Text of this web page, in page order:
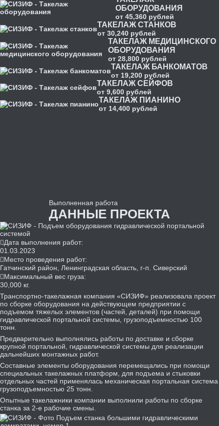
ОБОРУДОВАНИЯ
от 45,360 рублей
ТАКЕЛАЖ СТАНКОВ
от 30,240 рублей
ТАКЕЛАЖ МЕДИЦИНСКОГО
ОБОРУДОВАНИЯ
от 28,800 рублей
ТАКЕЛАЖ БАНКОМАТОВ
от 19,200 рублей
ТАКЕЛАЖ СЕЙФОВ
от 9,600 рублей
ТАКЕЛАЖ ПИАНИНО
от 14,400 рублей
Выполненная работа
ДАННЫЕ ПРОЕКТА
Дата выполнения работ:
01.03.2023
Место проведения работ:
Гатчинский район, Ленинградская область, г-п. Сиверский
Максимальный вес груза:
30,000 кг.
Транспортно-такелажная компания «СИЗИФ» реализовала проект
по сборке оборудования на действующем предприятии с
подъемом тяжелых элементов (частей, деталей) при помощи
гидравлической портальной системы, грузоподъемностью 100
тонн.
Предварительно выполнялись работы по доставке и сборке
крупной портальной, гидравлической системы для реализации
дальнейших монтажных работ.
Составные элементы оборудования перемещались при помощи
специальных такелажных платформ, для подъема и стыковки
отдельных частей применялась механическая портальная система
грузоподъемностью 25 тонн.
Опытные такелажники компании выполнили работы по сборке
станка за 2-е рабочие смены.